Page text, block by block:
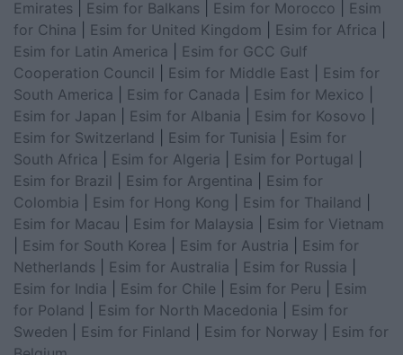
Emirates
Esim for Balkans Esim for Morocco
Esim
for China
Esim for United Kingdom Esim for Africa
Esim for Latin America
Esim for GCC Gulf
Cooperation Council
Esim for Middle East
Esim for
South America
Esim for Canada Esim for Mexico
Esim for Japan
Esim for Albania Esim for Kosovo
Esim for Switzerland
Esim for Tunisia
Esim for
South Africa
Esim for Algeria Esim for Portugal
Esim for Brazil
Esim for Argentina
Esim for
Colombia
Esim for Hong Kong Esim for Thailand
Esim for Macau
Esim for Malaysia
Esim for Vietnam
Esim for South Korea Esim for Austria
Esim for
Netherlands
Esim for Australia Esim for Russia
Esim for India
Esim for Chile Esim for Peru
Esim
for Poland
Esim for North Macedonia
Esim for
Sweden
Esim for Finland Esim for Norway
Esim for